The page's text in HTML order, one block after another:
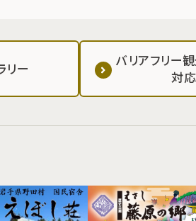
リー
バリアフリー
対